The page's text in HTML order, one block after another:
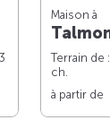
Maison à
Terrain de
ch.
à partir de